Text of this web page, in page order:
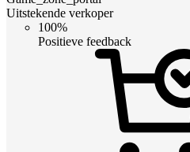
Uitstekende verkoper
100%
Positieve feedback